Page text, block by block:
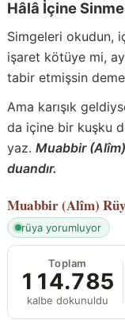
Hâlâ İçine
Simgeleri okudun,
işaret kötüye mi,
tabir etmişsin
Ama karışık
da içine bir kuşku
yaz. Muabbir
duandır.
Muabbir (Alîm)
rüya yorumluyor
Toplam
114.785
kalbe dokunuldu